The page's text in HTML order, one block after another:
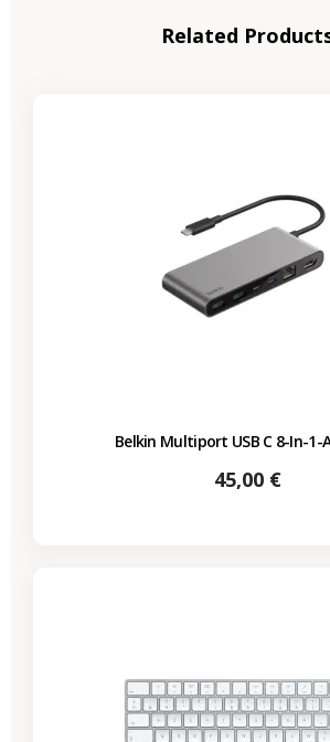
Related
Belkin Multiport USB C 8-In-1-
Preis
45,00 €